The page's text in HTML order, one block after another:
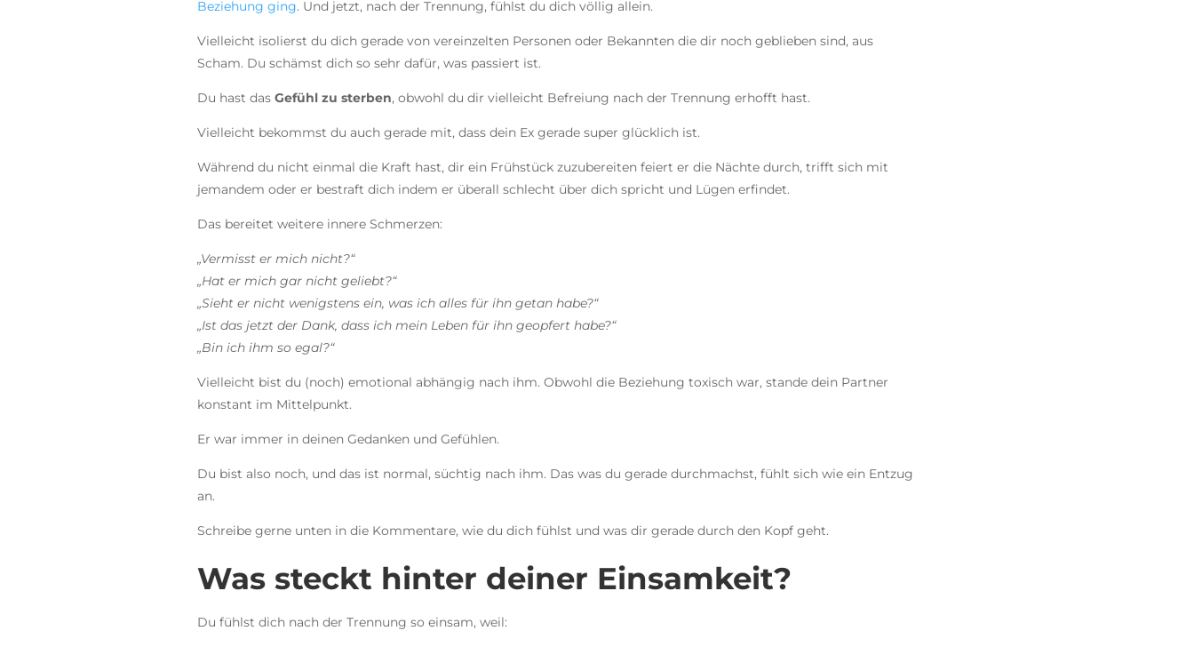
Beziehung ging. Und jetzt, nach der Trennung, fühlst du dich völlig allein.
Vielleicht isolierst du dich gerade von vereinzelten Personen oder Bekannten die dir noch geblieben sind, aus
Scham. Du schämst dich so sehr dafür, was passiert ist.
Du hast das Gefühl zu sterben, obwohl du dir vielleicht Befreiung nach der Trennung erhofft hast.
Vielleicht bekommst du auch gerade mit, dass dein Ex gerade super glücklich ist.
Während du nicht einmal die Kraft hast, dir ein Frühstück zuzubereiten feiert er die Nächte durch, trifft sich mit
jemandem oder er bestraft dich indem er überall schlecht über dich spricht und Lügen erfindet.
Das bereitet weitere innere Schmerzen:
„Vermisst er mich nicht?“
„Hat er mich gar nicht geliebt?“
„Sieht er nicht wenigstens ein, was ich alles für ihn getan habe?“
„Ist das jetzt der Dank, dass ich mein Leben für ihn geopfert habe?“
„Bin ich ihm so egal?“
Vielleicht bist du (noch) emotional abhängig nach ihm. Obwohl die Beziehung toxisch war, stande dein Partner
konstant im Mittelpunkt.
Er war immer in deinen Gedanken und Gefühlen.
Du bist also noch, und das ist normal, süchtig nach ihm. Das was du gerade durchmachst, fühlt sich wie ein Entzug
an.
Schreibe gerne unten in die Kommentare, wie du dich fühlst und was dir gerade durch den Kopf geht.
Was steckt hinter deiner Einsamkeit?
Du fühlst dich nach der Trennung so einsam, weil: